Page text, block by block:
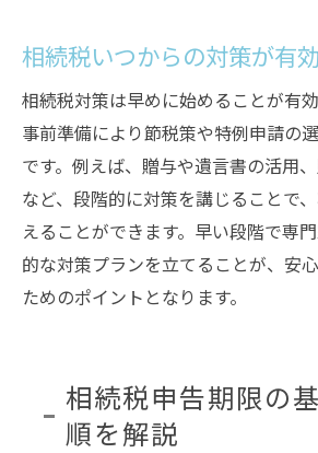
相続税の基礎控除や節税対策を
相続税の基礎控除額と適用
相続税の節税対策を実践す
相続税の基礎控除を最大限
相続税の節税につながるポ
相続税の基礎控除や特例を
相続税の概算時に意識した
相続税いつからの対策が有
相続税対策は早めに始めることが有効
事前準備により節税策や特例申請の
です。例えば、贈与や遺言書の活用
など、段階的に対策を講じることで
えることができます。早い段階で専
的な対策プランを立てることが、安
ためのポイントとなります。
相続税申告期限の
順を解説